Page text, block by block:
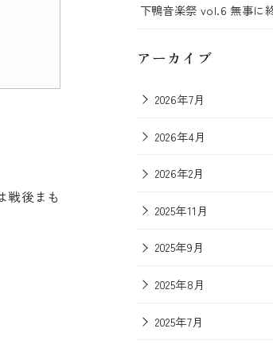
後まも
下鴨音楽祭 vol.6 無事に
アーカイブ
2026年7月
2026年4月
2026年2月
2025年11月
2025年9月
2025年8月
2025年7月